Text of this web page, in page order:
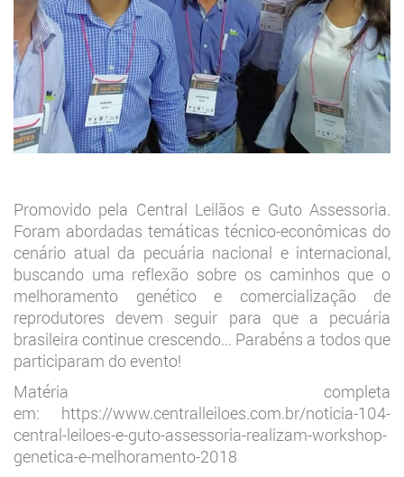
Promovido pela Central Leilãos e Guto Assessoria.
Foram abordadas temáticas técnico-econômicas do
cenário atual da pecuária nacional e internacional,
buscando uma reflexão sobre os caminhos que o
melhoramento genético e comercialização de
reprodutores devem seguir para que a pecuária
brasileira continue crescendo... Parabéns a todos que
participaram do evento!
Matéria completa
em: https://www.centralleiloes.com.br/noticia-104-
central-leiloes-e-guto-assessoria-realizam-workshop-
genetica-e-melhoramento-2018